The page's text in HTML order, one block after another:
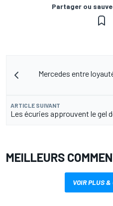
Partager ou
Mercedes entre
ARTICLE SUIVANT
Les écuries approuvent le gel
MEILLEURS
VOIR PLUS &